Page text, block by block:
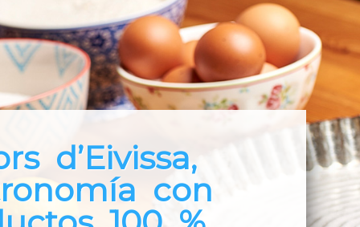
de la
por la
cultura y
descubre
d’Eivissa,
con
perfecta
practicar
bajo el
con una
en el
todas